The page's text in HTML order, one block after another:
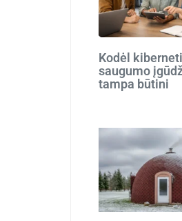
Kodėl
saugumo
tampa būtini